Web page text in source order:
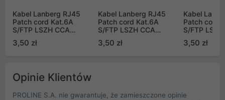
Kabel Lanberg RJ45
Patch cord Kat.6A
S/FTP LSZH CCA
Passed
3,50 zł
Kabel Lanberg RJ45
Patch cord Kat.6A
S/FTP LSZH CCA
Passed
3,50 zł
Kabel
Patch cord
S/FTP
Passed
3,50 zł
Opinie Klientów
PROLINE S.A. nie gwarantuje, że zamieszczone opinie